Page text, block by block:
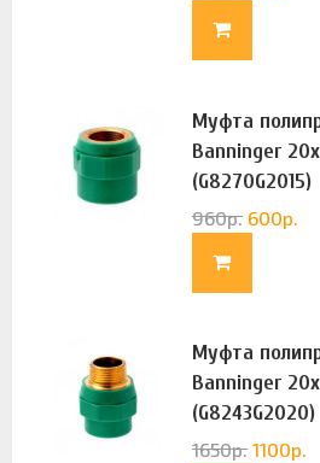
Муфта
Banninger
(G8270G2015)
960р. 600р.
Муфта
Banninger
(G8243G2020)
1650р. 1100р.